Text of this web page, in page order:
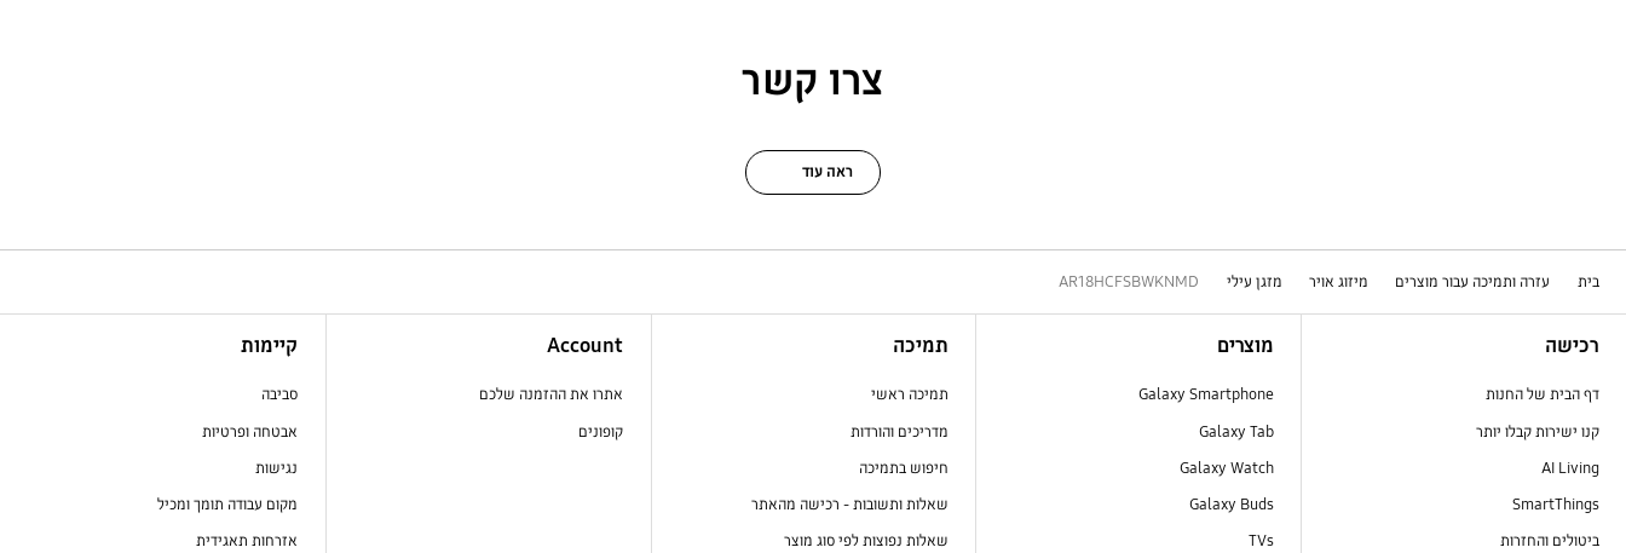
צרו קשר
ראה עוד
בית עזרה ותמיכה עבור מוצרים מיזוג אויר מזגן עילי AR18HCFSBWKNMD
רכישה
דף הבית של החנות
קנו ישירות קבלו יותר
AI Living
SmartThings
ביטולים והחזרות
מוצרים
Galaxy Smartphone
Galaxy Tab
Galaxy Watch
Galaxy Buds
TVs
תמיכה
תמיכה ראשי
מדריכים והורדות
חיפוש בתמיכה
שאלות ותשובות - רכישה מהאתר
שאלות נפוצות לפי סוג מוצר
Account
אתרו את ההזמנה שלכם
קופונים
קיימות
סביבה
אבטחה ופרטיות
נגישות
מקום עבודה תומך ומכיל
אזרחות תאגידית